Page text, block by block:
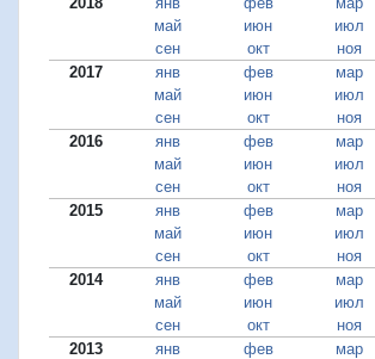
май
июн июл
сен
окт ноя
2017
янв фев мар
май
июн июл
сен
окт ноя
2016
янв фев мар
май
июн июл
сен
окт ноя
2015
янв фев мар
май
июн июл
сен
окт ноя
2014
янв фев мар
май
июн июл
сен
окт ноя
2013
янв фев мар